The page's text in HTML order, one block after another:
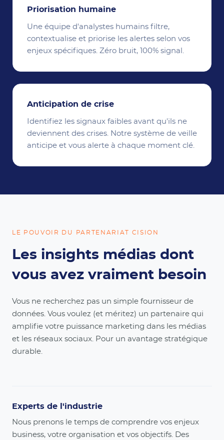
Priorisation humaine
Une équipe d'analystes humains filtre,
contextualise et priorise les alertes selon vos
enjeux spécifiques. Zéro bruit, 100% signal.
Anticipation de crise
Identifiez les signaux faibles avant qu'ils ne
deviennent des crises. Notre système de veille
anticipe et vous alerte à chaque moment clé.
LE POUVOIR DU PARTENARIAT CISION
Les insights médias dont
vous avez vraiment besoin
Vous ne recherchez pas un simple fournisseur de
données. Vous voulez (et méritez) un partenaire qui
amplifie votre puissance marketing dans les médias
et les réseaux sociaux. Pour un avantage stratégique
durable.
Experts de l'industrie
Nous prenons le temps de comprendre vos enjeux
business, votre organisation et vos objectifs. Des